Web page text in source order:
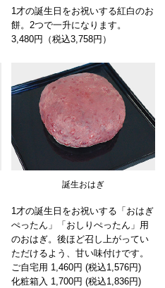
1才の誕生日をお祝いする紅白のお
餅。2つで一升になります。
3,480円（税込3,758円）
誕生おはぎ
1才の誕生日をお祝いする「おはぎ
ぺったん」「おしりぺったん」用
のおはぎ。後ほど召し上がってい
ただけるよう、甘い味付けです。
ご自宅用 1,460円 (税込1,576円)
化粧箱入 1,700円 (税込1,836円)